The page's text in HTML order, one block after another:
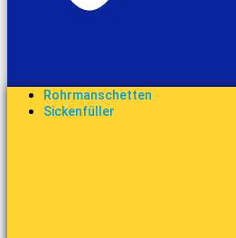
Rohrmanschetten
Sickenfüller